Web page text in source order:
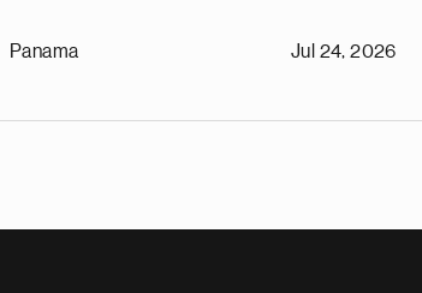
Panama Jul 24, 2026